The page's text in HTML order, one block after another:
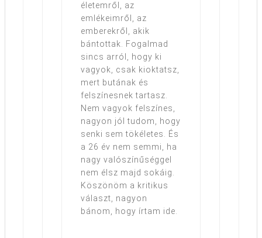
életemről, az
emlékeimről, az
emberekről, akik
bántottak. Fogalmad
sincs arról, hogy ki
vagyok, csak kioktatsz,
mert butának és
felszínesnek tartasz.
Nem vagyok felszínes,
nagyon jól tudom, hogy
senki sem tökéletes. És
a 26 év nem semmi, ha
nagy valószínűséggel
nem élsz majd sokáig.
Köszönöm a kritikus
választ, nagyon
bánom, hogy írtam ide.